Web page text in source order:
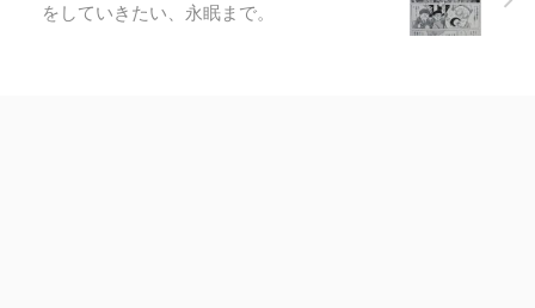
をしていきたい、永眠まで。